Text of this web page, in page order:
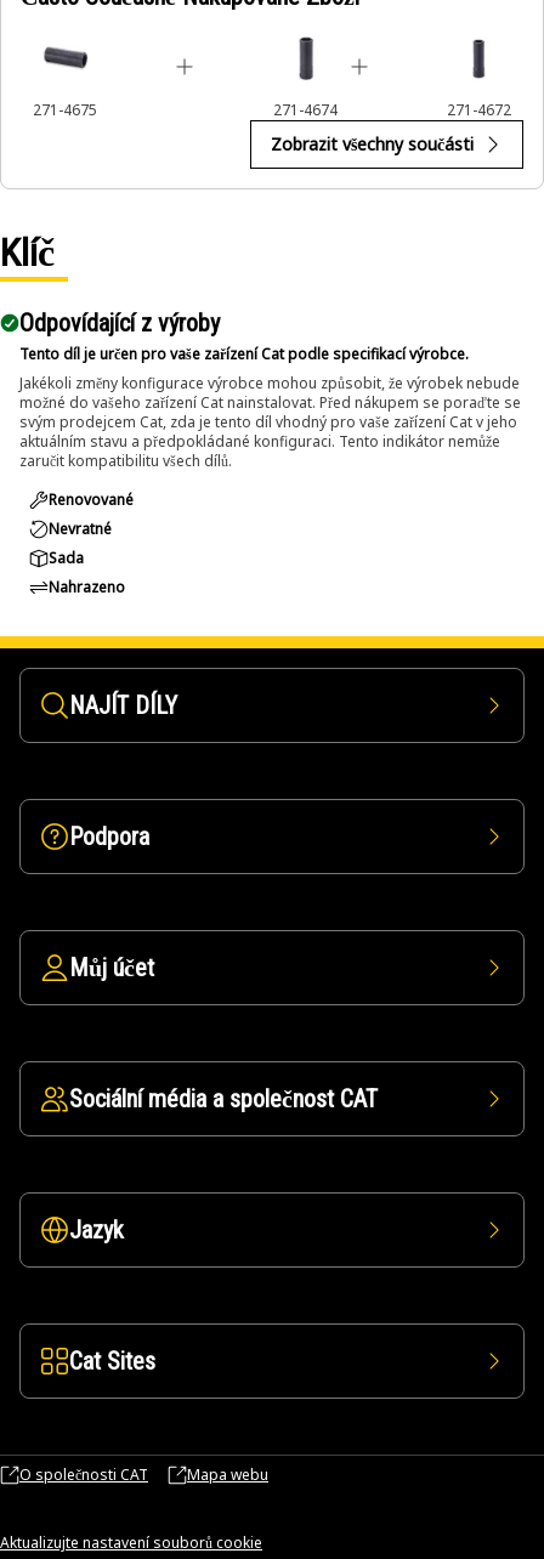
equipment, for servicing where high torque and accurate fit
are required for disassembly and reassembly.
271-4675 271-4674 271-4672
Zobrazit všechny součásti
Klíč
Odpovídající z výroby
Tento díl je určen pro vaše zařízení Cat podle specifikací výrobce.
Jakékoli změny konfigurace výrobce mohou způsobit, že výrobek nebude
možné do vašeho zařízení Cat nainstalovat. Před nákupem se poraďte se
svým prodejcem Cat, zda je tento díl vhodný pro vaše zařízení Cat v jeho
aktuálním stavu a předpokládané konfiguraci. Tento indikátor nemůže
zaručit kompatibilitu všech dílů.
Renovované
Nevratné
Sada
Nahrazeno
NAJÍT DÍLY
Podpora
Můj účet
Sociální média a společnost CAT
Jazyk
Cat Sites
O společnosti CAT Mapa webu
Aktualizujte nastavení souborů cookie